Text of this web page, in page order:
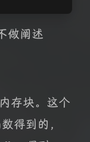
做阐述
存块。这个
得到的，